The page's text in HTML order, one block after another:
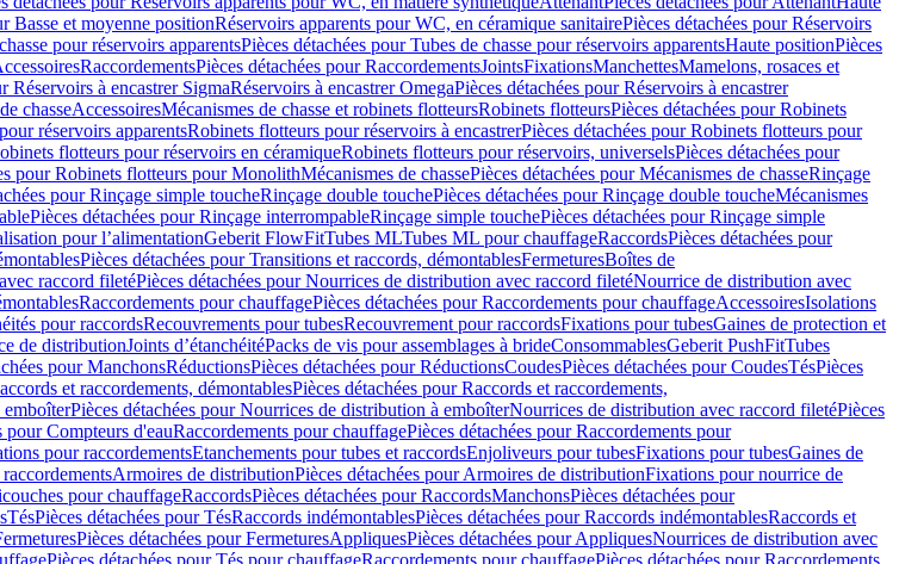
Basse et moyenne positionRéservoirs apparents pour WC, en céramique sanitairePièces détachées pour Réservoirs
pour réservoirs apparentsPièces détachées pour Tubes de chasse pour réservoirs apparentsHaute positionPièces
RaccordementsPièces détachées pour RaccordementsJointsFixationsManchettesMamelons, rosaces et
Réservoirs à encastrer SigmaRéservoirs à encastrer OmegaPièces détachées pour Réservoirs à encastrer
chasseAccessoiresMécanismes de chasse et robinets flotteursRobinets flotteursPièces détachées pour Robinets
réservoirs apparentsRobinets flotteurs pour réservoirs à encastrerPièces détachées pour Robinets flotteurs pour
flotteurs pour réservoirs en céramiqueRobinets flotteurs pour réservoirs, universelsPièces détachées pour
pour Robinets flotteurs pour MonolithMécanismes de chassePièces détachées pour Mécanismes de chasseRinçage
pour Rinçage simple toucheRinçage double touchePièces détachées pour Rinçage double toucheMécanismes
Pièces détachées pour Rinçage interrompableRinçage simple touchePièces détachées pour Rinçage simple
pour l’alimentationGeberit FlowFitTubes MLTubes ML pour chauffageRaccordsPièces détachées pour
Pièces détachées pour Transitions et raccords, démontablesFermeturesBoîtes de
raccord filetéPièces détachées pour Nourrices de distribution avec raccord filetéNourrice de distribution avec
Raccordements pour chauffagePièces détachées pour Raccordements pour chauffageAccessoiresIsolations
pour raccordsRecouvrements pour tubesRecouvrement pour raccordsFixations pour tubesGaines de protection et
de distributionJoints d’étanchéitéPacks de vis pour assemblages à brideConsommablesGeberit PushFitTubes
pour ManchonsRéductionsPièces détachées pour RéductionsCoudesPièces détachées pour CoudesTésPièces
et raccordements, démontablesPièces détachées pour Raccords et raccordements,
Pièces détachées pour Nourrices de distribution à emboîterNourrices de distribution avec raccord filetéPièces
pour Compteurs d'eauRaccordements pour chauffagePièces détachées pour Raccordements pour
pour raccordementsEtanchements pour tubes et raccordsEnjoliveurs pour tubesFixations pour tubesGaines de
Armoires de distributionPièces détachées pour Armoires de distributionFixations pour nourrice de
pour chauffageRaccordsPièces détachées pour RaccordsManchonsPièces détachées pour
TésPièces détachées pour TésRaccords indémontablesPièces détachées pour Raccords indémontablesRaccords et
Pièces détachées pour FermeturesAppliquesPièces détachées pour AppliquesNourrices de distribution avec
Pièces détachées pour Tés pour chauffageRaccordements pour chauffagePièces détachées pour Raccordements